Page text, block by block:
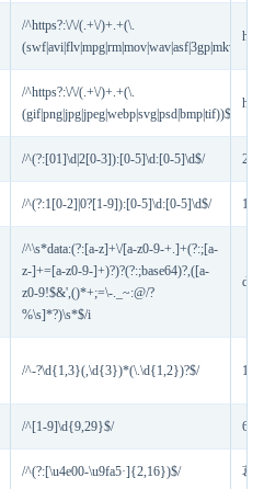
/^https?:\/\/(.+\/)+.+(\.
/^https?:\/\/(.+\/)+.+(\.
(gif|png|jpg|jpeg|webp|svg|psd|bmp|tif))$/i
/^(?:[01]\d|2[0-3]):[0-5]\d:[0-5]\d$/
/^(?:1[0-2]|0?[1-9]):[0-5]\d:[0-5]\d$/
/^\s*data:(?:[a-z]+\/[a-z0-9-+.]+(?:;[a-
z-]+=[a-z0-9-]+)?)?(?:;base64)?,([a-
z0-9!$&',()*+;=\-._~:@/?
%\s]*?)\s*$/i
/^-?\d{1,3}(,\d{3})*(\.\d{1,2})?$/
/^[1-9]\d{9,29}$/
/^(?:[\u4e00-\u9fa5·]{2,16})$/ 葛